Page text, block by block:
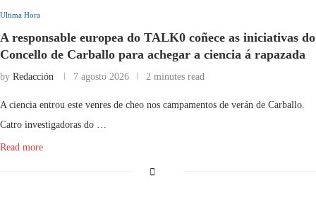
Ultima Hora
A responsable europea do TALK0 coñece as iniciativas do
Concello de Carballo para achegar a ciencia á rapazada
by Redacción 7 agosto 2026 2 minutes read
A ciencia entrou este venres de cheo nos campamentos de verán de Carballo.
Catro investigadoras do …
Read more